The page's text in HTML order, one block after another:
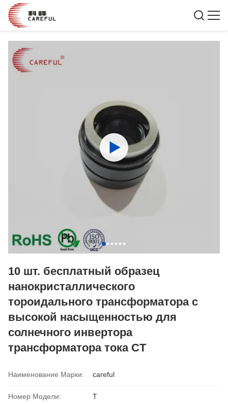
10 шт. бесплатный образец
нанокристаллического
тороидального трансформатора с
высокой насыщенностью для
солнечного инвертора
трансформатора тока CT
Наименование Марки: careful
Номер Модели: Т